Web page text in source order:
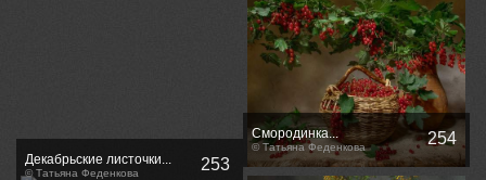
Смородинка...
© Татьяна Феденкова 254
Декабрьские листочки...
© Татьяна Феденкова 253